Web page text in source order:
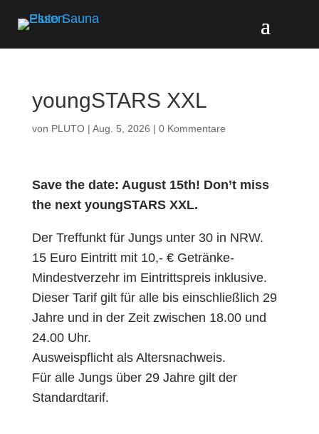
youngSTARS XXL
von PLUTO| Aug. 5, 2026 | 0 Kommentare
Save the date: August 15th! Don’t miss
the next youngSTARS XXL.
Der Treffunkt für Jungs unter 30 in NRW.
15 Euro Eintritt mit 10,- € Getränke-
Mindestverzehr im Eintrittspreis inklusive.
Dieser Tarif gilt für alle bis einschließlich 29
Jahre und in der Zeit zwischen 18.00 und
24.00 Uhr.
Ausweispflicht als Altersnachweis.
Für alle Jungs über 29 Jahre gilt der
Standardtarif.